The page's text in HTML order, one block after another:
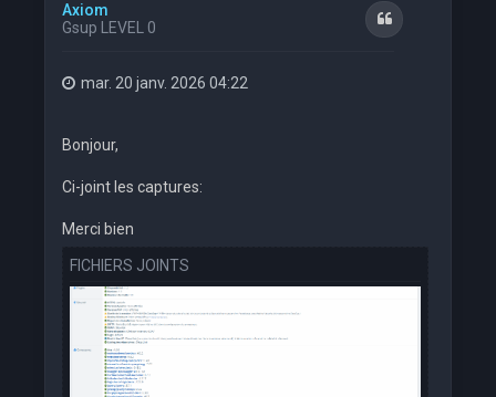
Axiom
Gsup LEVEL 0
Citation
mar. 20 janv. 2026 04:22
Bonjour,
Ci-joint les captures:
Merci bien
FICHIERS JOINTS